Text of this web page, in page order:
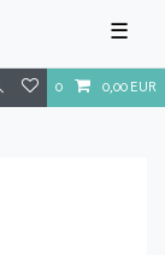
☰
0 0,00 EUR